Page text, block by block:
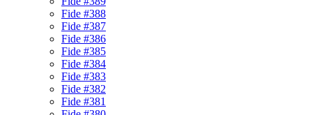
Fide #388
Fide #387
Fide #386
Fide #385
Fide #384
Fide #383
Fide #382
Fide #381